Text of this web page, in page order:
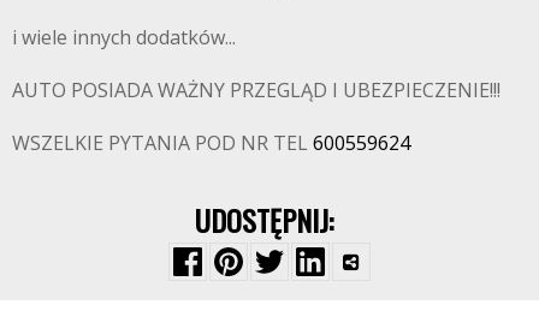
i wiele innych dodatków...
AUTO POSIADA WAŻNY PRZEGLĄD I UBEZPIECZENIE!!!
WSZELKIE PYTANIA POD NR TEL 600559624
UDOSTĘPNIJ: